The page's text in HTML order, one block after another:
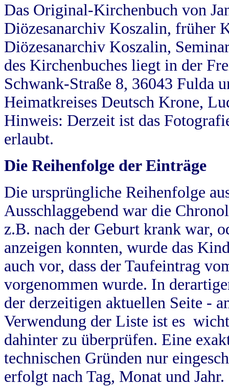
Das Original-Kirchenbuch von
Diözesanarchiv Koszalin, früher
Diözesanarchiv Koszalin,
des Kirchenbuches liegt in der
Schwank-Straße 8, 36043 Fulda
Heimatkreises Deutsch Krone,
Hinweis: Derzeit ist das
erlaubt.
Die Reihenfolge der Einträge
Die ursprüngliche Reihenfolge
Ausschlaggebend war die
z.B. nach der Geburt krank war,
anzeigen konnten, wurde das
auch vor, dass der Taufeintrag
vorgenommen wurde. In
der derzeitigen aktuellen Seite -
Verwendung der Liste ist es
dahinter zu überprüfen. Eine
technischen Gründen nur
erfolgt nach Tag, Monat und Jahr.